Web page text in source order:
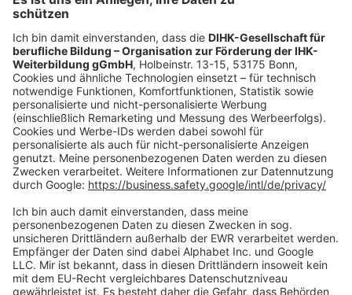
Fr.:
09:00-14:00 Uhr
shop@dihk-bildung.shop
Vertrag widerrufen
Zahlungsarten
Social Media